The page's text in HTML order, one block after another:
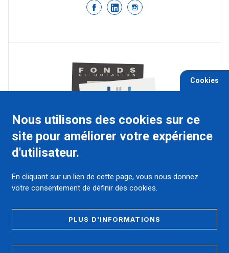
cedex 9
Ensemble, soutenons et développons l'innovation médicale,
pour les patients et leurs proches.
Cookies
Nous utilisons des cookies sur ce
site pour améliorer votre expérience
d'utilisateur.
En cliquant sur un lien de cette page, vous nous donnez
votre consentement de définir des cookies.
PLUS D'INFORMATIONS